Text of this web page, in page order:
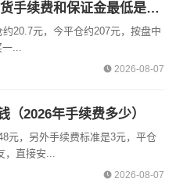
2026年最新中证1000股指期货手续费和保证金最低是多少？
20.7元，今平仓约207元，按盘中
一...
2026-08-07
（2026年手续费多少）
元，另外手续费标准是3元，平仓
，直接安...
2026-08-07